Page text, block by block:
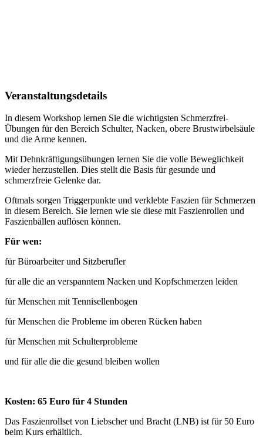
Veranstaltungsdetails
In diesem Workshop lernen Sie die wichtigsten Schmerzfrei-
Übungen für den Bereich Schulter, Nacken, obere Brustwirbelsäule
und die Arme kennen.
Mit Dehnkräftigungsübungen lernen Sie die volle Beweglichkeit
wieder herzustellen. Dies stellt die Basis für gesunde und
schmerzfreie Gelenke dar.
Oftmals sorgen Triggerpunkte und verklebte Faszien für Schmerzen
in diesem Bereich. Sie lernen wie sie diese mit Faszienrollen und
Faszienbällen auflösen können.
Für wen:
für Büroarbeiter und Sitzberufler
für alle die an verspanntem Nacken und Kopfschmerzen leiden
für Menschen mit Tennisellenbogen
für Menschen die Probleme im oberen Rücken haben
für Menschen mit Schulterprobleme
und für alle die die gesund bleiben wollen
Kosten: 65 Euro für 4 Stunden
Das Faszienrollset von Liebscher und Bracht (LNB) ist für 50 Euro
beim Kurs erhältlich.